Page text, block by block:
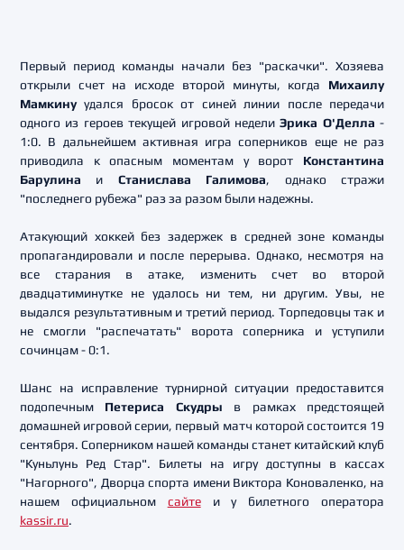
Первый период команды начали без "раскачки". Хозяева
открыли счет на исходе второй минуты, когда Михаилу
Мамкинуудался бросок от синей линии после передачи
одного из героев текущей игровой неделиЭрика О'Делла -
1:0. В дальнейшем активная игра соперников еще не раз
приводила к опасным моментам у ворот Константина
Барулина и Станислава Галимова, однако стражи
"последнего рубежа" раз за разом были надежны.
Атакующий хоккей без задержек в средней зоне команды
пропагандировали и после перерыва. Однако, несмотря на
все старания в атаке, изменить счет во второй
двадцатиминутке не удалось ни тем, ни другим. Увы, не
выдался результативным и третий период. Торпедовцы так и
не смогли "распечатать" ворота соперника и уступили
сочинцам - 0:1.
Шанс на исправление турнирной ситуации предоставится
подопечным Петериса Скудры в рамках предстоящей
домашней игровой серии, первый матч которой состоится 19
сентября. Соперником нашей команды станет китайский клуб
"Куньлунь Ред Стар". Билеты на игру доступны в кассах
"Нагорного", Дворца спорта имени Виктора Коноваленко, на
нашем официальном сайтеи у билетного оператора
kassir.ru.